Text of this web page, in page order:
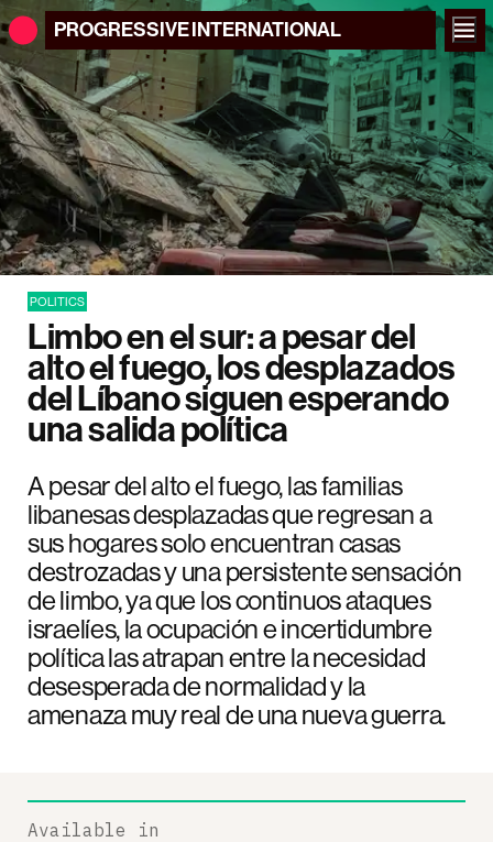
PROGRESSIVEINTERNATIONAL
POLITICS
Limbo en el sur: a pesar del
alto el fuego, los desplazados
del Líbano siguen esperando
una salida política
A pesar del alto el fuego, las familias
libanesas desplazadas que regresan a
sus hogares solo encuentran casas
destrozadas y una persistente sensación
de limbo, ya que los continuos ataques
israelíes, la ocupación e incertidumbre
política las atrapan entre la necesidad
desesperada de normalidad y la
amenaza muy real de una nueva guerra.
Available in